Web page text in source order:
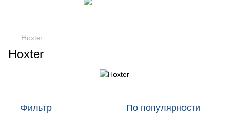
Hoxter
Hoxter
Фильтр По популярности